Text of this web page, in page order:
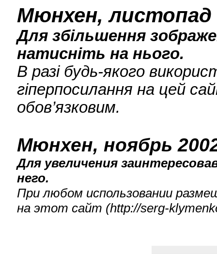
Мюнхен, листопад
Для збільшення
натисніть на нього.
В разі будь-якого
гіперпосилання на цей
обов’язковим.
Мюнхен, ноябрь
Для увеличения
него.
При любом использовании
на этот сайт (http://serg-